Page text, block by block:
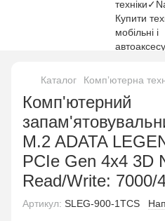
Каталог Компʼютерна
Комп'ютерний
M.2 ADATA
PCIe Gen 4x4 3D
Read/Write: 7000/
Артикул: SLEG-900-1TCS